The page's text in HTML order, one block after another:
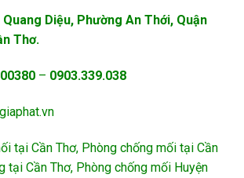
Diệu, Phường An Thới, Quận
Thơ.
– 0903.339.038
tại Cần Thơ, Phòng chống mối tại Cần
tại Cần Thơ, Phòng chống mối Huyện